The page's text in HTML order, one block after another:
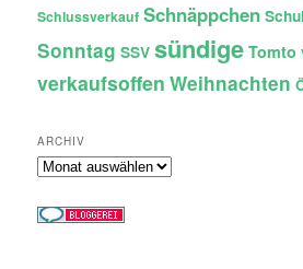
Schlussverkauf Schnäppchen
Sonntag SSV sündige Tomto
verkaufsoffen Weihnachten
ARCHIV
Archiv